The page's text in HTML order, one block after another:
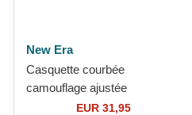
New Era
Casquette courbée
camouflage ajustée
39THIRTY M-Crown A Frame
EUR 31,95